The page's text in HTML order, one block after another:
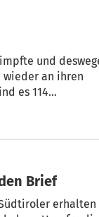
und
wieder an ihren
es 114
Brief